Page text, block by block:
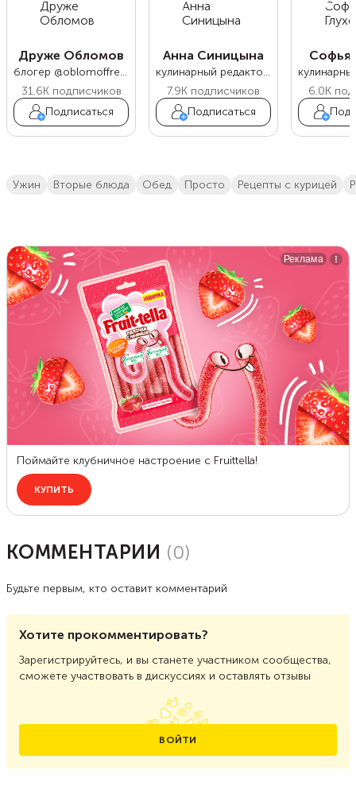
Друже Обломов
блогер @oblomoffrecipe
31.6Kподписчиков
Подписаться
Анна Синицына
кулинарный редактор Food.ru
7.9K подписчиков
Подписаться
Софья
6.0K
ужин вторые блюда обед просто Рецепты с курицей
КОММЕНТАРИИ (0)
Будьте первым, кто оставит комментарий
Хотите прокомментировать?
Зарегистрируйтесь, и вы станете участником сообщества,
сможете участвовать в дискуссиях и оставлять отзывы
ВОЙТИ